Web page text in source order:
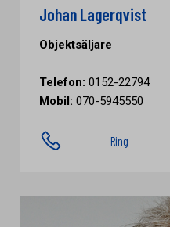
Johan Lagerqvist
Objektsäljare
Telefon: 0152-22794
Mobil: 070-5945550
Ring